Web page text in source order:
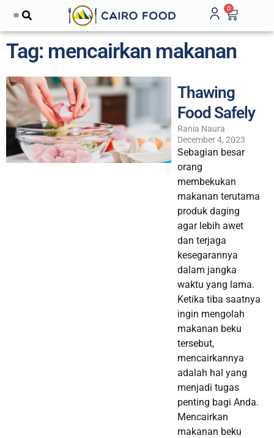
0
Tag: mencairkan makanan
Thawing
Food Safely
Rania Naura
December 4, 2023
Sebagian besar
orang
membekukan
makanan terutama
produk daging
agar lebih awet
dan terjaga
kesegarannya
dalam jangka
waktu yang lama.
Ketika tiba saatnya
ingin mengolah
makanan beku
tersebut,
mencairkannya
adalah hal yang
menjadi tugas
penting bagi Anda.
Mencairkan
makanan beku